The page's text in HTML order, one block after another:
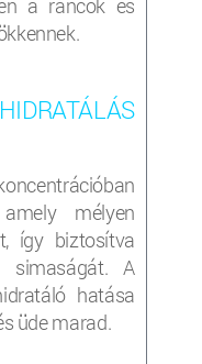
a ráncok és
mélyen
így biztosítva
simaságát. A
hatása
üde marad.